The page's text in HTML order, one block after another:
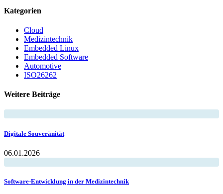
Kategorien
Cloud
Medizintechnik
Embedded Linux
Embedded Software
Automotive
ISO26262
Weitere Beiträge
Digitale Souveränität
06.01.2026
Software-Entwicklung in der Medizintechnik